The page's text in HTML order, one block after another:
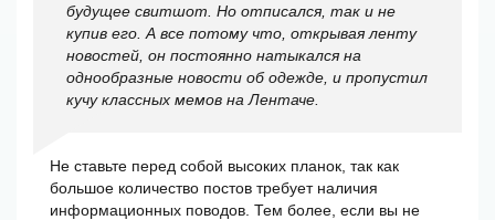
будущее свитшот. Но отписался, так и не
купив его. А все потому что, открывая ленту
новостей, он постоянно натыкался на
однообразные новости об одежде, и пропустил
кучу классных мемов на Лентаче.
Не ставьте перед собой высоких планок, так как
большое количество постов требует наличия
информационных поводов. Тем более, если вы не